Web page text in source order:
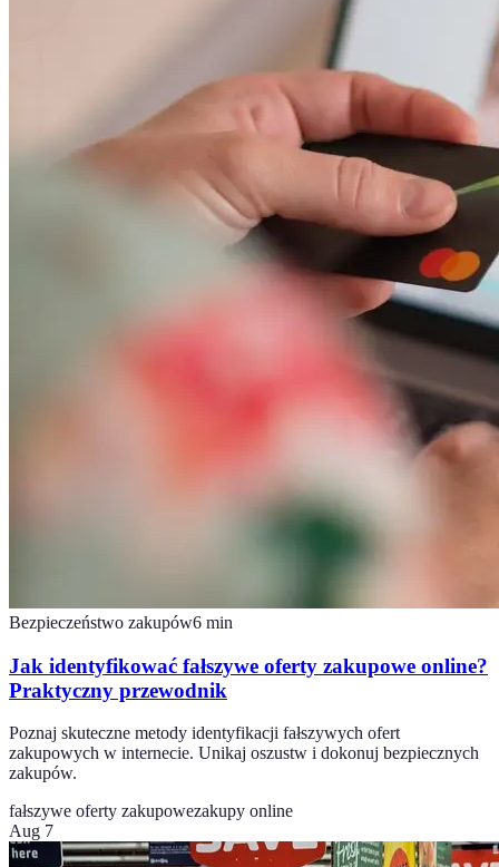
Bezpieczeństwo zakupów6 min
Jak identyfikować fałszywe oferty zakupowe online?
Praktyczny przewodnik
Poznaj skuteczne metody identyfikacji fałszywych ofert
zakupowych w internecie. Unikaj oszustw i dokonuj bezpiecznych
zakupów.
fałszywe oferty zakupowezakupy online
Aug 7